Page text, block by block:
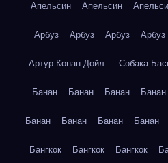
Апельсин Апельсин
Арбуз Арбуз Арбуз Арбуз
Артур Конан Дойл — Собака
Банан Банан Банан Банан
Банан Банан Банан Банан
Бангкок Бангкок Бангкок